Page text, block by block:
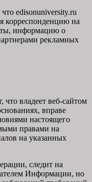
что edisonuniversity.ru
корреспонденцию на
информацию о
рекламных
что владеет веб-сайтом
вправе
настоящего
правами на
на указанных
следит на
Информации, но